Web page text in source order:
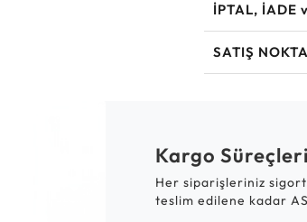
İPTAL, İADE
SATIŞ
Kargo Süreçleri
Her siparişleriniz
teslim edilene kadar